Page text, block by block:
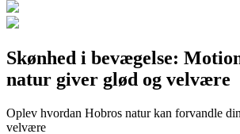
Skønhed i bevægelse:
natur giver glød og velvære
Oplev hvordan Hobros natur kan forvandle
velvære